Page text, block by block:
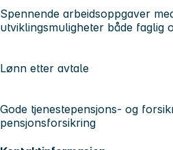
Spennende arbeidsoppgaver
utviklingsmuligheter både faglig
Lønn etter avtale
Gode tjenestepensjons- og
pensjonsforsikring